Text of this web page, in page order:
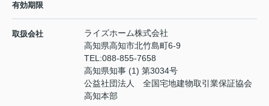
有効期限
取扱会社
ライズホーム株式会社
高知県高知市北竹島町6-9
TEL:088-855-7658
高知県知事 (1) 第3034号
公益社団法人 全国宅地建物取引業保証協会
高知本部